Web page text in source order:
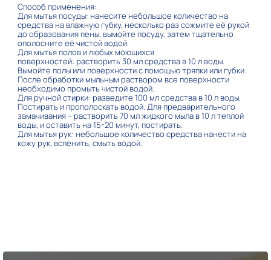
Способ применения:
Для мытья посуды: нанесите небольшое количество на
средства на влажную губку, несколько раз сожмите её рукой
до образования пены, вымойте посуду, затем тщательно
ополосните её чистой водой.
Для мытья полов и любых моющихся
поверхностей: растворить 30 мл средства в 10 л воды.
Вымойте полы или поверхности с помощью тряпки или губки.
После обработки мыльным раствором все поверхности
необходимо промыть чистой водой.
Для ручной стирки: разведите 100 мл средства в 10 л воды.
Постирать и прополоскать водой. Для предварительного
замачивания – растворить 70 мл жидкого мыла в 10 л теплой
воды, и оставить на 15-20 минут, постирать.
Для мытья рук: небольшое количество средства нанести на
кожу рук, вспенить, смыть водой.